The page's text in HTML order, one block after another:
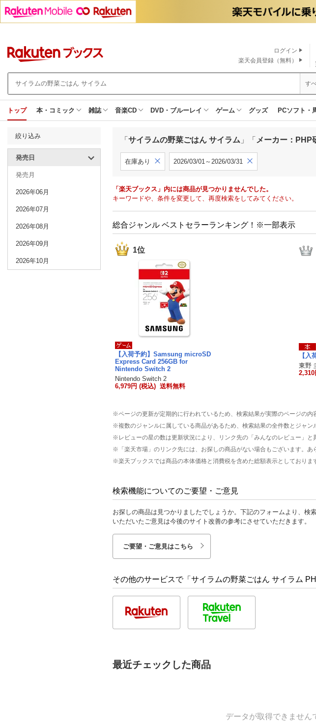
ログイン
楽天会員登録（無料）
す
トップ 本・コミック 雑誌 音楽CD DVD・ブルーレイ ゲーム グッズ PCソフト・
絞り込み
発売日
発売月
2026年06月
2026年07月
2026年08月
2026年09月
2026年10月
「 サイラムの野菜ごはん サイラム 」「 メーカー：PHP
在庫あり 2026/03/01～2026/03/31
「楽天ブックス」内には商品が見つかりませんでした。
キーワードや、条件を変更して、再度検索をしてみてください。
総合ジャンル ベストセラーランキング！※一部表示
1位
【入荷予約】Samsung microSD
Express Card 256GB for
Nintendo Switch 2
Nintendo Switch 2
6,979円 (税込) 送料無料
【入
東野
※ページの更新が定期的に行われているため、検索結果が実際のページの
※複数のジャンルに属している商品があるため、検索結果の全件数とジャン
※レビューの星の数は更新状況により、リンク先の「みんなのレビュー」と
※「楽天市場」のリンク先には、お探しの商品がない場合もございます。
※楽天ブックスでは商品の本体価格と消費税を含めた総額表示としておりま
検索機能についてのご要望・ご意見
お探しの商品は見つかりましたでしょうか。下記のフォームより、検
いただいたご意見は今後のサイト改善の参考にさせていただきます。
ご要望・ご意見はこちら
その他のサービスで「サイラムの野菜ごはん サイラム
最近チェックした商品
データが取得できません